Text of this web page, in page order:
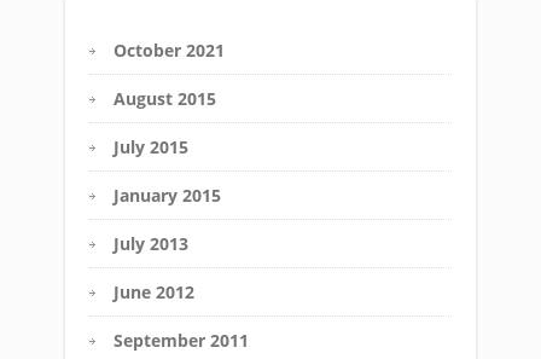
October 2021
August 2015
July 2015
January 2015
July 2013
June 2012
September 2011